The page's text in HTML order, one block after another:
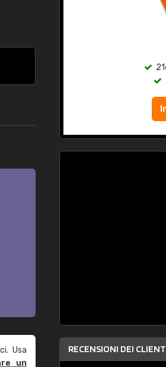
Usa
un
216
5 x 15
Info /
RECENSIONI DEI